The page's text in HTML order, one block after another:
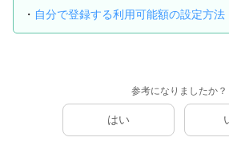
・ 自分で登録する利用可能額の設定方法
参考になりましたか？
はい